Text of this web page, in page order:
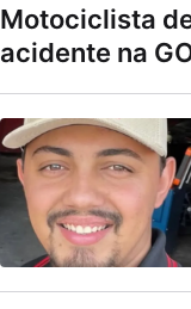
Motociclista
acidente na